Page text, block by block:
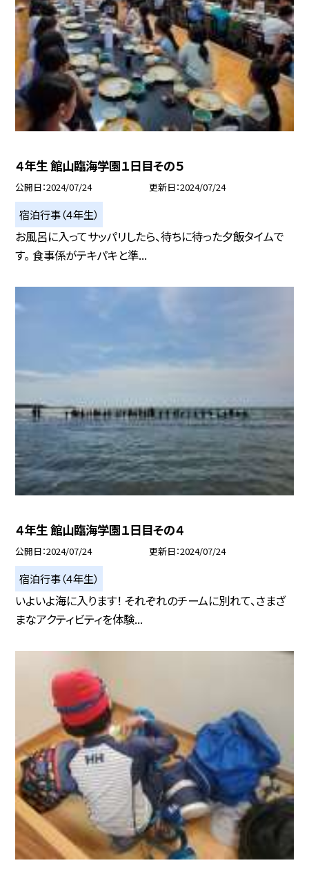
４年生 館山臨海学園１日目その５
公開日 2024/07/24 更新日 2024/07/24
宿泊行事（４年生）
お風呂に入ってサッパリしたら、待ちに待った夕飯タイムで
す。 食事係がテキパキと準...
４年生 館山臨海学園１日目その４
公開日 2024/07/24 更新日 2024/07/24
宿泊行事（４年生）
いよいよ海に入ります！ それぞれのチームに別れて、さまざ
まなアクティビティを体験...